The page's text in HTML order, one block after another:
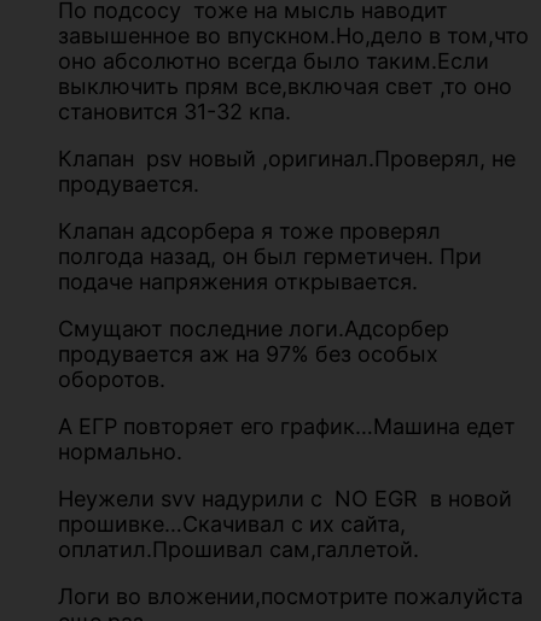
По подсосу тоже на мысль наводит
завышенное во впускном.Но,дело в том,что
оно абсолютно всегда было таким.Если
выключить прям все,включая свет ,то оно
становится 31-32 кпа.
Клапан psv новый ,оригинал.Проверял, не
продувается.
Клапан адсорбера я тоже проверял
полгода назад, он был герметичен. При
подаче напряжения открывается.
Смущают последние логи.Адсорбер
продувается аж на 97% без особых
оборотов.
А ЕГР повторяет его график…Машина едет
нормально.
Неужели svv надурили с NO EGR в новой
прошивке…Скачивал с их сайта,
оплатил.Прошивал сам,галлетой.
Логи во вложении,посмотрите пожалуйста